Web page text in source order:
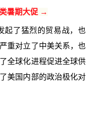
暑期大促 →
起了猛烈的贸易战，也
重对立了中美关系，也
全球化进程促进全球供
美国内部的政治极化对